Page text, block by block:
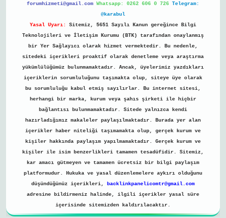
forumhizmeti@gmail.com Whatsapp: 0262 606 0 726 Telegram:
@karabul
Yasal Uyarı:
Sitemiz, 5651 Sayılı Kanun gereğince Bilgi
Teknolojileri ve İletişim Kurumu (BTK) tarafından onaylanmış
bir Yer Sağlayıcı olarak hizmet vermektedir. Bu nedenle,
sitedeki içerikleri proaktif olarak denetleme veya araştırma
yükümlülüğümüz bulunmamaktadır. Ancak, üyelerimiz yazdıkları
içeriklerin sorumluluğunu taşımakta olup, siteye üye olarak
bu sorumluluğu kabul etmiş sayılırlar. Bu internet sitesi,
herhangi bir marka, kurum veya şahıs şirketi ile hiçbir
bağlantısı bulunmamaktadır. Sitede yalnızca kendi
hazırladığımız makaleler paylaşılmaktadır. Burada yer alan
içerikler haber niteliği taşımamakta olup, gerçek kurum ve
kişiler hakkında paylaşım yapılmamaktadır. Gerçek kurum ve
kişiler ile isim benzerlikleri tamamen tesadüfidir. Sitemiz,
kar amacı gütmeyen ve tamamen ücretsiz bir bilgi paylaşım
platformudur. Hukuka ve yasal düzenlemelere aykırı olduğunu
düşündüğünüz içerikleri,
backlinkpanelicomtr@gmail.com
adresine bildirmeniz halinde, ilgili içerikler yasal süre
içerisinde sitemizden kaldırılacaktır.